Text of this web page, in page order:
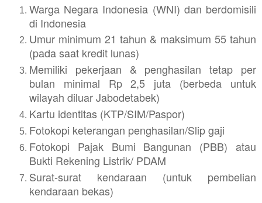
Warga Negara Indonesia (WNI) dan berdomisili
di Indonesia
Umur minimum 21 tahun & maksimum 55 tahun
(pada saat kredit lunas)
Memiliki pekerjaan & penghasilan tetap per
bulan minimal Rp 2,5 juta (berbeda untuk
wilayah diluar Jabodetabek)
Kartu identitas (KTP/SIM/Paspor)
Fotokopi keterangan penghasilan/Slip gaji
Fotokopi Pajak Bumi Bangunan (PBB) atau
Bukti Rekening Listrik/ PDAM
Surat-surat kendaraan (untuk pembelian
kendaraan bekas)